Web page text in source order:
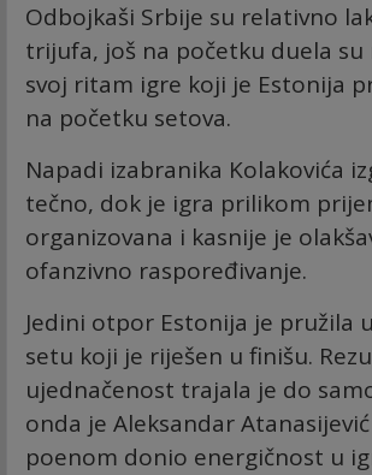
Odbojkaši Srbije su relativno
trijufa, još na početku duela
svoj ritam igre koji je Estonija
na početku setova.
Napadi izabranika Kolakovića
tečno, dok je igra prilikom
organizovana i kasnije je
ofanzivno raspoređivanje.
Јedini otpor Estonija je pružila
setu koji je riješen u finišu.
ujednačenost trajala je do
onda je Aleksandar
poenom donio energičnost u